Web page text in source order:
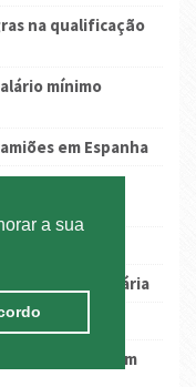
a sua
na qualificação
mínimo
em Espanha
Resolução Bancária
M330
levantadas em